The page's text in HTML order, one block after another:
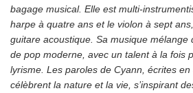
bagage musical. Elle est multi-
harpe à quatre ans et le violon à sept
guitare acoustique. Sa musique mélange
de pop moderne, avec un talent à la fois
lyrisme. Les paroles de Cyann, écrites en
célèbrent la nature et la vie, s’inspirant